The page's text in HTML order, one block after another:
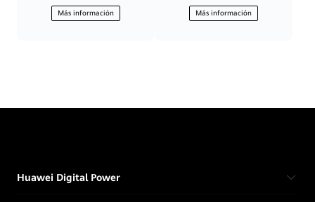
Más información Más información
Huawei Digital Power